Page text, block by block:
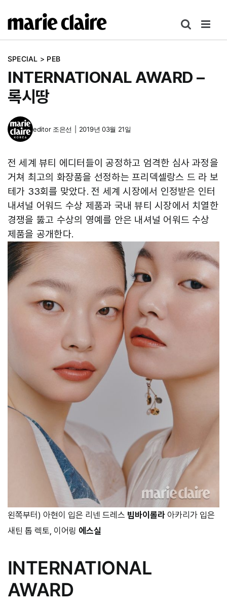
텐
건SPECIAL > PEB
INTERNATIONAL AWARD –
록시땅
editor 조은선 2019년 03월 21일
전 세계 뷰티 에디터들이 공정하고 엄격한 심사 과정을
거쳐 최고의 화장품을 선정하는 프리덱셀랑스 드 라 보
테가 33회를 맞았다. 전 세계 시장에서 인정받은 인터
내셔널 어워드 수상 제품과 국내 뷰티 시장에서 치열한
경쟁을 뚫고 수상의 영예를 안은 내셔널 어워드 수상
제품을 공개한다.
왼쪽부터) 아현이 입은 리넨 드레스 빔바이롤라 아카리가 입은
새틴 톱 렉토, 이어링 에스실
INTERNATIONAL
AWARD